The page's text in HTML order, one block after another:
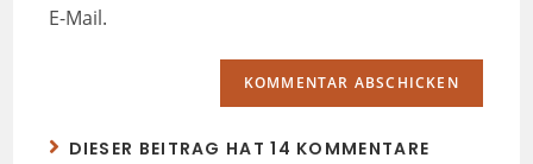
E-Mail.
DIESER BEITRAG HAT 14 KOMMENTARE